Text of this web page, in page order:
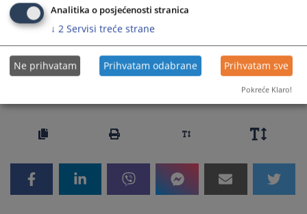
Zakon o dopunama Zakona o porezu na dodatu
vrijednost 20/25
Analitika o posjećenosti stranica
↓ 2 Servisi treće strane
Ne prihvatam Prihvatam odabrane Prihvatam sve
Pokreće Klaro!